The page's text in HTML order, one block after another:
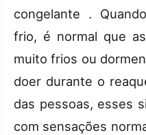
congelante .
frio, é normal que
muito frios ou
doer durante o
das pessoas, esses
com sensações